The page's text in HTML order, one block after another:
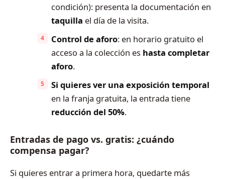
condición): presenta la documentación en
taquilla el día de la visita.
Control de aforo: en horario gratuito el
acceso a la colección es hasta completar
aforo.
Si quieres ver una exposición temporal
en la franja gratuita, la entrada tiene
reducción del 50%.
Entradas de pago vs. gratis: ¿cuándo
compensa pagar?
Si quieres entrar a primera hora, quedarte más